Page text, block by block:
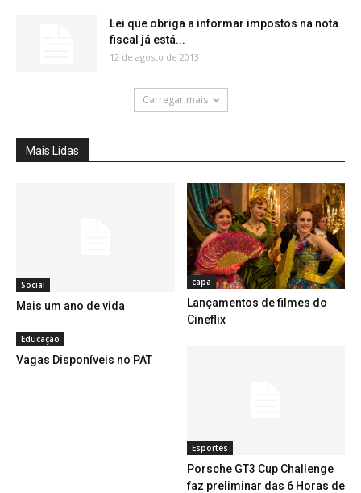
Lei que obriga a informar impostos na nota
fiscal já está...
12 de agosto de 2013
Carregar mais
Mais Lidas
Social
Mais um ano de vida
capa
Lançamentos de filmes do
Cineflix
Educação
Vagas Disponíveis no PAT
Esportes
Porsche GT3 Cup Challenge
faz preliminar das 6 Horas de